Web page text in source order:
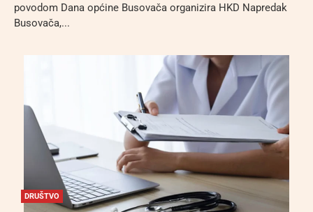
povodom Dana općine Busovača organizira HKD Napredak
Busovača,...
DRUŠTVO